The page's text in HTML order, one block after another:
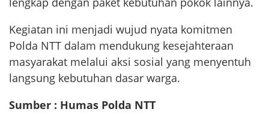
Kegiatan ini menjadi wujud nyata komitmen
Polda NTT dalam mendukung kesejahteraan
masyarakat melalui aksi sosial yang menyentuh
langsung kebutuhan dasar warga.
Sumber : Humas Polda NTT